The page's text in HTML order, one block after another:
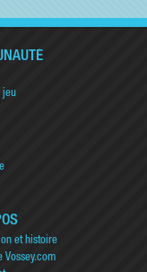
jeu
et histoire
Vossey.com